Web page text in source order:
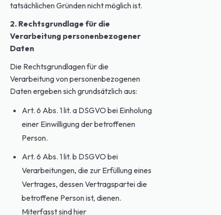
tatsächlichen Gründen nicht möglich ist.
2. Rechtsgrundlage für die
Verarbeitung personenbezogener
Daten
Die Rechtsgrundlagen für die
Verarbeitung von personenbezogenen
Daten ergeben sich grundsätzlich aus:
Art. 6 Abs. 1 lit. a DSGVO bei Einholung
einer Einwilligung der betroffenen
Person.
Art. 6 Abs. 1 lit. b DSGVO bei
Verarbeitungen, die zur Erfüllung eines
Vertrages, dessen Vertragspartei die
betroffene Person ist, dienen.
Miterfasst sind hier